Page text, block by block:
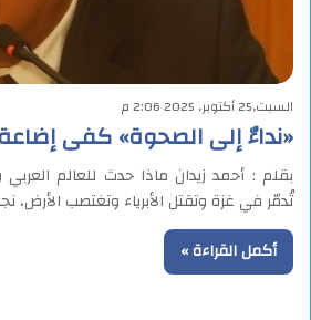
السبت,25 أكتوبر, 2025 2:06 م
«نداءٌ إلى الصحوة» كفى
بقلم : أحمد زيدان ماذا حدث للعالم العربي
تُدمّر في غزة وتقتل الأبرياء وتغتصب الأرض،
أكمل القراءة »